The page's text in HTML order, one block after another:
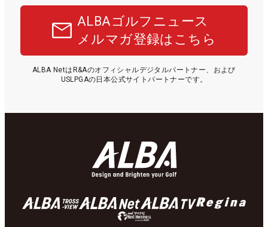
ALBAゴルフニュース
メルマガ登録はこちら
ALBA NetはR&Aのオフィシャルデジタルパートナー、および
USLPGAの日本公式サイトパートナーです。